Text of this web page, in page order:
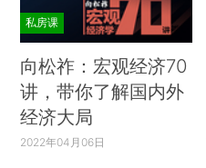
私房课
向松祚：宏观经济70
讲，带你了解国内外
经济大局
2022年04月06日